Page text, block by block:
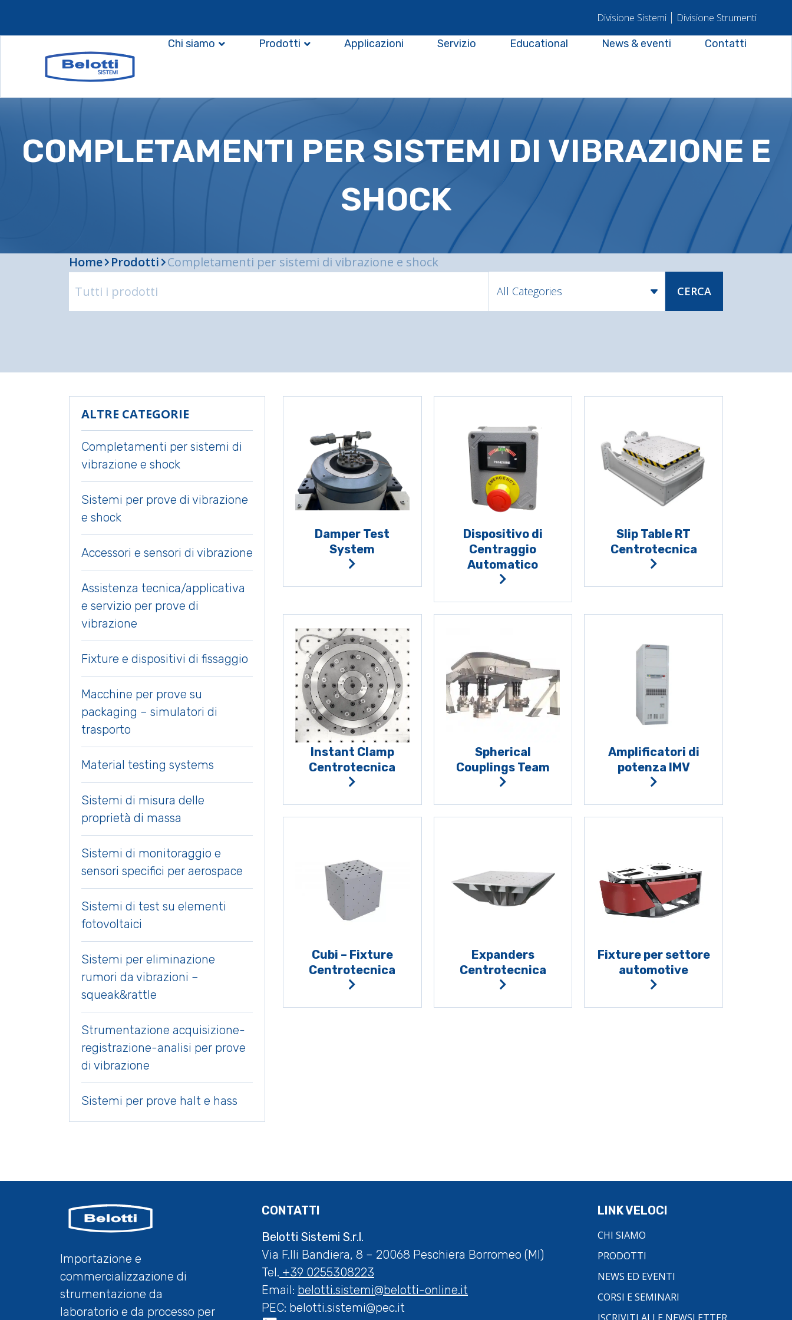
Divisione Sistemi
Divisione Strumenti
Chi siamo
Prodotti Applicazioni Servizio Educational News & eventi Contatti
COMPLETAMENTI PER SISTEMI DI VIBRAZIONE E
SHOCK
Home Prodotti Completamenti per sistemi di vibrazione e shock
All Categories CERCA
ALTRE CATEGORIE
Completamenti per sistemi di
vibrazione e shock
Sistemi per prove di vibrazione
e shock
Accessori e sensori di vibrazione
Assistenza tecnica/applicativa
e servizio per prove di
vibrazione
Fixture e dispositivi di fissaggio
Macchine per prove su
packaging – simulatori di
trasporto
Material testing systems
Sistemi di misura delle
proprietà di massa
Sistemi di monitoraggio e
sensori specifici per aerospace
Sistemi di test su elementi
fotovoltaici
Sistemi per eliminazione
rumori da vibrazioni –
squeak&rattle
Strumentazione acquisizione-
registrazione-analisi per prove
di vibrazione
Sistemi per prove halt e hass
Damper Test
System
Dispositivo di
Centraggio
Automatico
Slip Table RT
Centrotecnica
Instant Clamp
Centrotecnica
Spherical
Couplings Team
Amplificatori di
potenza IMV
Cubi – Fixture
Centrotecnica
Expanders
Centrotecnica
Fixture per settore
automotive
Importazione e
commercializzazione di
strumentazione da
laboratorio e da processo per
CONTATTI
Belotti Sistemi S.r.l.
Via F.lli Bandiera, 8 – 20068 Peschiera Borromeo (MI)
Tel. +39 0255308223
Email: belotti.sistemi@belotti-online.it
PEC: belotti.sistemi@pec.it
LINK VELOCI
CHI SIAMO
PRODOTTI
NEWS ED EVENTI
CORSI E SEMINARI